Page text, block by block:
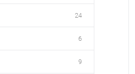
24
6
9